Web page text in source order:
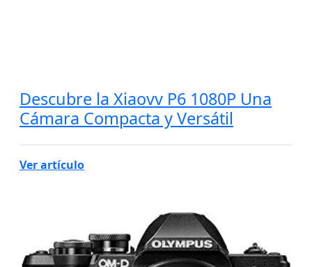
Descubre la Xiaovv P6 1080P Una
Cámara Compacta y Versátil
Ver artículo